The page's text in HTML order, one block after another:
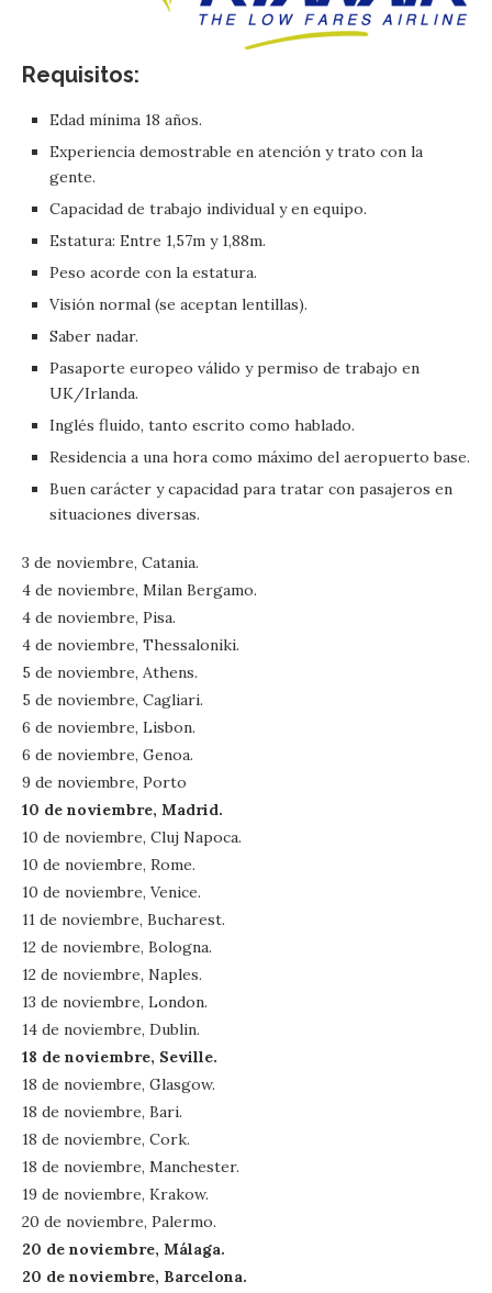
Requisitos:
Edad mínima 18 años.
Experiencia demostrable en atención y trato con la
gente.
Capacidad de trabajo individual y en equipo.
Estatura: Entre 1,57m y 1,88m.
Peso acorde con la estatura.
Visión normal (se aceptan lentillas).
Saber nadar.
Pasaporte europeo válido y permiso de trabajo en
UK/Irlanda.
Inglés fluido, tanto escrito como hablado.
Residencia a una hora como máximo del aeropuerto base.
Buen carácter y capacidad para tratar con pasajeros en
situaciones diversas.
3 de noviembre, Catania.
4 de noviembre, Milan Bergamo.
4 de noviembre, Pisa.
4 de noviembre, Thessaloniki.
5 de noviembre, Athens.
5 de noviembre, Cagliari.
6 de noviembre, Lisbon.
6 de noviembre, Genoa.
9 de noviembre, Porto
10 de noviembre, Madrid.
10 de noviembre, Cluj Napoca.
10 de noviembre, Rome.
10 de noviembre, Venice.
11 de noviembre, Bucharest.
12 de noviembre, Bologna.
12 de noviembre, Naples.
13 de noviembre, London.
14 de noviembre, Dublin.
18 de noviembre, Seville.
18 de noviembre, Glasgow.
18 de noviembre, Bari.
18 de noviembre, Cork.
18 de noviembre, Manchester.
19 de noviembre, Krakow.
20 de noviembre, Palermo.
20 de noviembre, Málaga.
20 de noviembre, Barcelona.